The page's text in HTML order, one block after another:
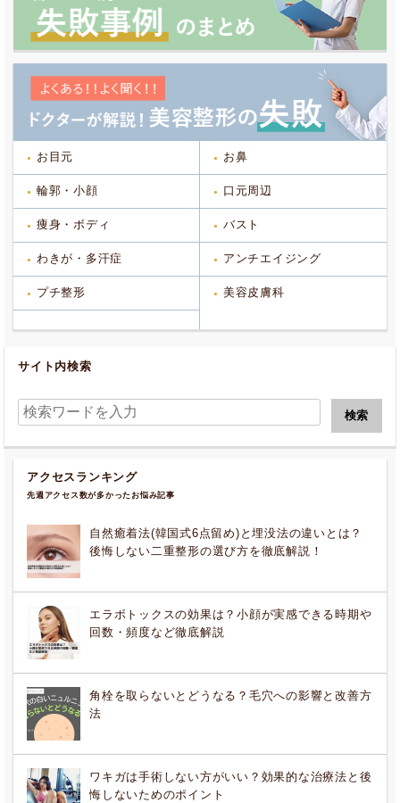
お目元 お鼻
輪郭・小顔 口元周辺
痩身・ボディ バスト
わきが・多汗症 アンチエイジング
プチ整形 美容皮膚科
サイト内検索
アクセスランキング
先週アクセス数が多かったお悩み記事
自然癒着法(韓国式6点留め)と埋没法の違いとは？
後悔しない二重整形の選び方を徹底解説！
エラボトックスの効果は？小顔が実感できる時期や
回数・頻度など徹底解説
角栓を取らないとどうなる？毛穴への影響と改善方
法
ワキガは手術しない方がいい？効果的な治療法と後
悔しないためのポイント